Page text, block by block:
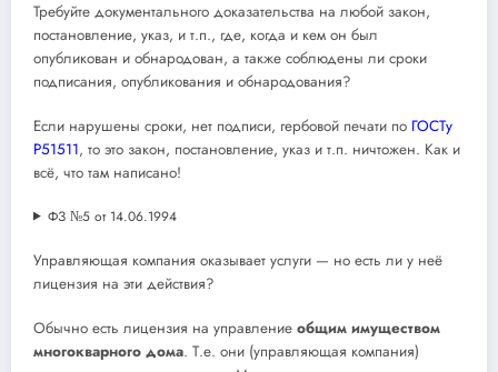
Требуйте документального доказательства на любой закон,
постановление, указ, и т.п., где, когда и кем он был
опубликован и обнародован, а также соблюдены ли сроки
подписания, опубликования и обнародования?
Если нарушены сроки, нет подписи, гербовой печати по ГОСТу
Р51511, то это закон, постановление, указ и т.п. ничтожен. Как и
всё, что там написано!
ФЗ №5 от 14.06.1994
Управляющая компания оказывает услуги — но есть ли у неё
лицензия на эти действия?
Обычно есть лицензия на управление общим имуществом
многокварного дома. Т.е. они (управляющая компания)